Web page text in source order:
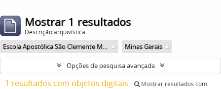
Mostrar 1 resultados
Descrição arquivística
Escola Apostólica São Clemente Maria Minas Gerais
Opções de pesquisa avançada
1 resultados com objetos digitais
Mostrar resultados com